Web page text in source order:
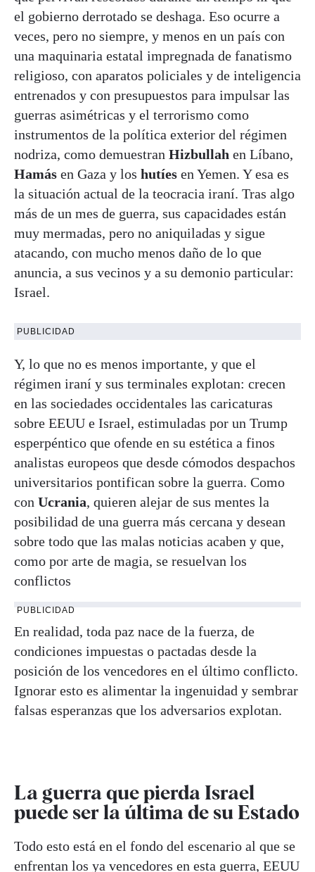
el gobierno derrotado se deshaga. Eso ocurre a
veces, pero no siempre, y menos en un país con
una maquinaria estatal impregnada de fanatismo
religioso, con aparatos policiales y de inteligencia
entrenados y con presupuestos para impulsar las
guerras asimétricas y el terrorismo como
instrumentos de la política exterior del régimen
nodriza, como demuestran Hizbullah en Líbano,
Hamás en Gaza y los hutíes en Yemen. Y esa es
la situación actual de la teocracia iraní. Tras algo
más de un mes de guerra, sus capacidades están
muy mermadas, pero no aniquiladas y sigue
atacando, con mucho menos daño de lo que
anuncia, a sus vecinos y a su demonio particular:
Israel.
PUBLICIDAD
Y, lo que no es menos importante, y que el
régimen iraní y sus terminales explotan: crecen
en las sociedades occidentales las caricaturas
sobre EEUU e Israel, estimuladas por un Trump
esperpéntico que ofende en su estética a finos
analistas europeos que desde cómodos despachos
universitarios pontifican sobre la guerra. Como
con Ucrania, quieren alejar de sus mentes la
posibilidad de una guerra más cercana y desean
sobre todo que las malas noticias acaben y que,
como por arte de magia, se resuelvan los
conflictos
PUBLICIDAD
En realidad, toda paz nace de la fuerza, de
condiciones impuestas o pactadas desde la
posición de los vencedores en el último conflicto.
Ignorar esto es alimentar la ingenuidad y sembrar
falsas esperanzas que los adversarios explotan.
La guerra que pierda Israel
puede ser la última de su Estado
Todo esto está en el fondo del escenario al que se
enfrentan los ya vencedores en esta guerra, EEUU